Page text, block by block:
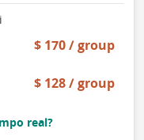
$ 170 / group
$ 128 / group
real?